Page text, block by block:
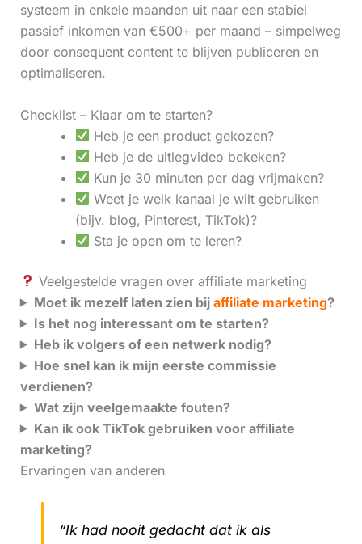
systeem in enkele maanden uit naar een stabiel
passief inkomen van €500+ per maand – simpelweg
door consequent content te blijven publiceren en
optimaliseren.
Checklist – Klaar om te starten?
Heb je een product gekozen?
Heb je de uitlegvideo bekeken?
Kun je 30 minuten per dag vrijmaken?
Weet je welk kanaal je wilt gebruiken
(bijv. blog, Pinterest, TikTok)?
Sta je open om te leren?
Veelgestelde vragen over affiliate marketing
Moet ik mezelf laten zien bij affiliate marketing?
Is het nog interessant om te starten?
Heb ik volgers of een netwerk nodig?
Hoe snel kan ik mijn eerste commissie
verdienen?
Wat zijn veelgemaakte fouten?
Kan ik ook TikTok gebruiken voor affiliate
marketing?
Ervaringen van anderen
“Ik had nooit gedacht dat ik als